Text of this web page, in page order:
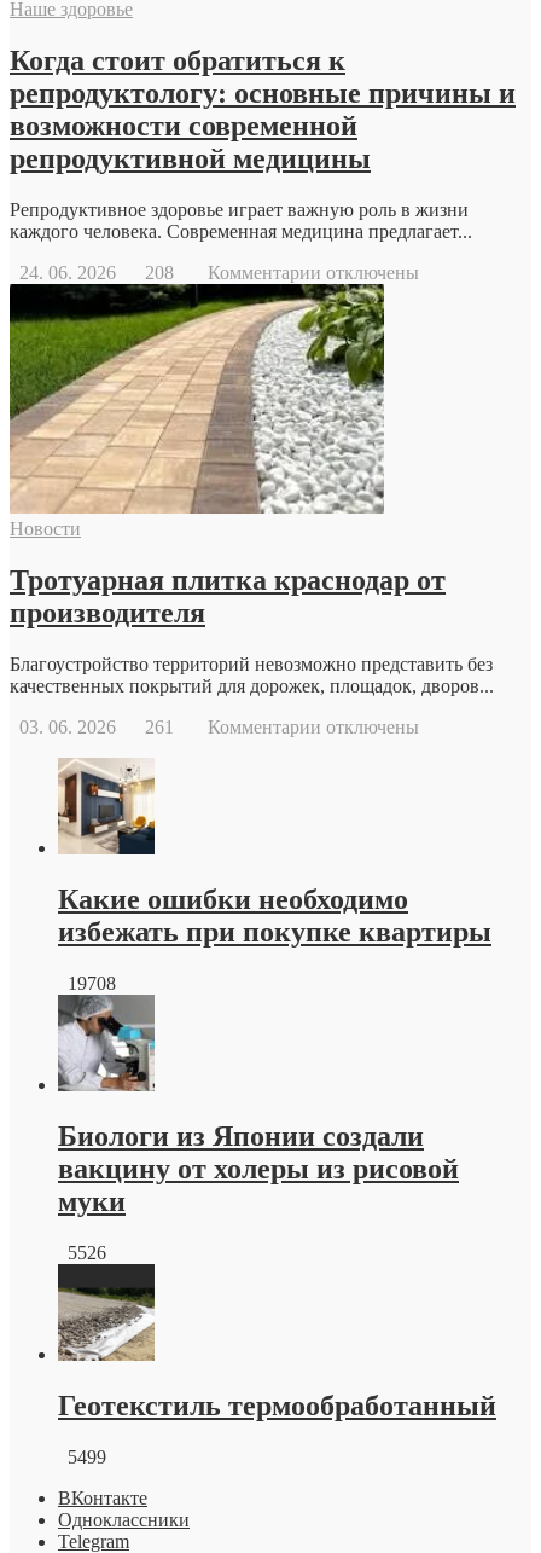
Наше здоровье
Когда стоит обратиться к
репродуктологу: основные причины и
возможности современной
репродуктивной медицины
Репродуктивное здоровье играет важную роль в жизни
каждого человека. Современная медицина предлагает...
24. 06. 2026
208 Комментарии к
записи
Когда
стоит
обратиться
к
репродуктологу:
основные
причины
и
возможности
современной
отключены
Новости
Тротуарная плитка краснодар от
производителя
Благоустройство территорий невозможно представить без
качественных покрытий для дорожек, площадок, дворов...
03. 06. 2026
261 Комментарии котключены
Какие ошибки необходимо
избежать при покупке квартиры
19708
Биологи из Японии создали
вакцину от холеры из рисовой
муки
5526
Геотекстиль термообработанный
5499
ВКонтакте
Одноклассники
Telegram